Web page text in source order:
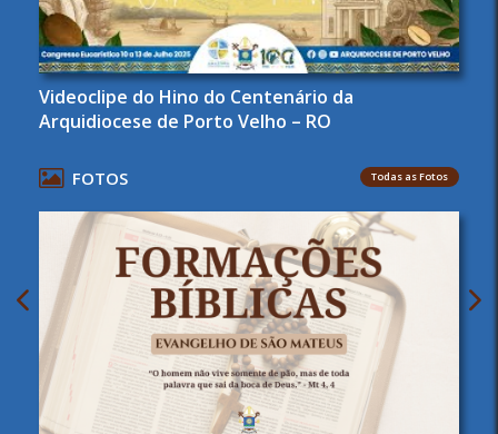
Videoclipe do Hino do Centenário da
Arquidiocese de Porto Velho – RO
FOTOS Todas as Fotos